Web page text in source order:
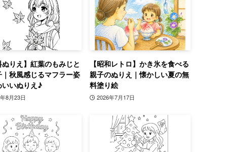
りえ】紅葉のもみじと
秋風感じるマフラー姿
いいぬりえ♪
8月23日
【昭和レトロ】かき氷を食べる
親子のぬりえ｜懐かしい夏の無
料塗り絵
2026年7月17日